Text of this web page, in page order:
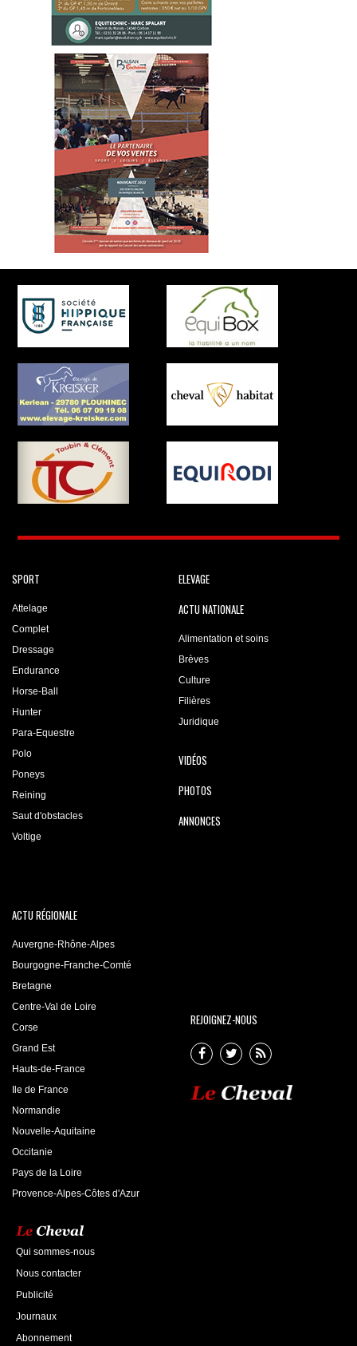
SPORT
Attelage
Complet
Dressage
Endurance
Horse-Ball
Hunter
Para-Equestre
Polo
Poneys
Reining
Saut d'obstacles
Voltige
ELEVAGE
ACTU NATIONALE
Alimentation et soins
Brèves
Culture
Filières
Juridique
VIDÉOS
PHOTOS
ANNONCES
ACTU RÉGIONALE
Auvergne-Rhône-Alpes
Bourgogne-Franche-Comté
Bretagne
Centre-Val de Loire
Corse
Grand Est
Hauts-de-France
Ile de France
Normandie
Nouvelle-Aquitaine
Occitanie
Pays de la Loire
Provence-Alpes-Côtes d'Azur
REJOIGNEZ-NOUS
Qui sommes-nous
Nous contacter
Publicité
Journaux
Abonnement